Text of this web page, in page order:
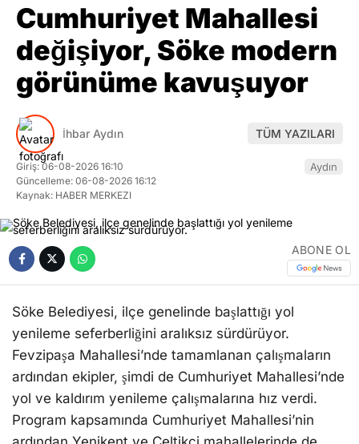
Cumhuriyet Mahallesi
değişiyor, Söke modern
görünüme kavuşuyor
İhbar Aydın TÜM YAZILARI
Giriş: 06-08-2026 16:10
Güncelleme: 06-08-2026 16:12
Kaynak: HABER MERKEZI
Aydın
ABONE OL
Söke Belediyesi, ilçe genelinde başlattığı yol
yenileme seferberliğini aralıksız sürdürüyor.
Fevzipaşa Mahallesi’nde tamamlanan çalışmaların
ardından ekipler, şimdi de Cumhuriyet Mahallesi’nde
yol ve kaldırım yenileme çalışmalarına hız verdi.
Program kapsamında Cumhuriyet Mahallesi’nin